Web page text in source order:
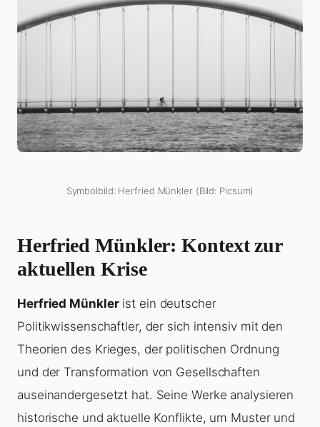
Symbolbild: Herfried Münkler (Bild: Picsum)
Herfried Münkler: Kontext zur
aktuellen Krise
Herfried Münklerist ein deutscher
Politikwissenschaftler, der sich intensiv mit den
Theorien des Krieges, der politischen Ordnung
und der Transformation von Gesellschaften
auseinandergesetzt hat. Seine Werke analysieren
historische und aktuelle Konflikte, um Muster und